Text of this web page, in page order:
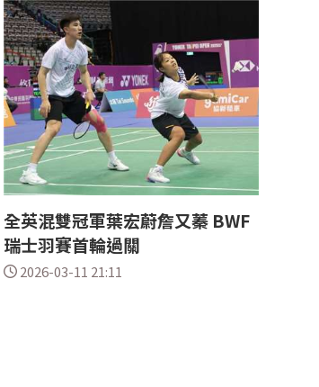
全英混雙冠軍葉宏蔚詹又蓁 BWF
瑞士羽賽首輪過關
2026-03-11 21:11